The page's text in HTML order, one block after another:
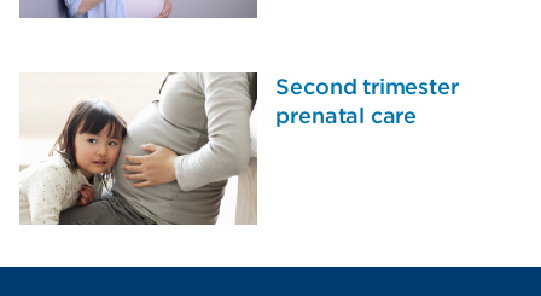
Second trimester
prenatal care